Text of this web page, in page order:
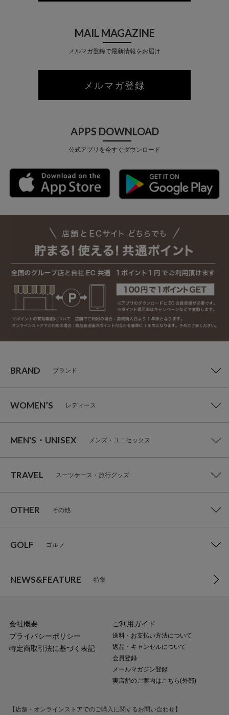
MAIL MAGAZINE
メルマガ登録で最新情報をお届け
メルマガ登録
APPS DOWNLOAD
公式アプリを今すぐダウンロード
BRAND ブランド
WOMEN’S レディース
MEN'S・UNISEX メンズ・ユニセックス
TRAVEL スーツケース・旅行グッズ
OTHER その他
GOLF ゴルフ
NEWS&FEATURE 特集
会社概要
プライバシーポリシー
特定商取引法に基づく表記
ご利用ガイド
送料・お支払い方法について
返品・キャンセルについて
会員登録
メールマガジン登録
実店舗のご案内はこちら(外部)
【店舗・オンラインストアでのご購入に関するお問い合わせ】